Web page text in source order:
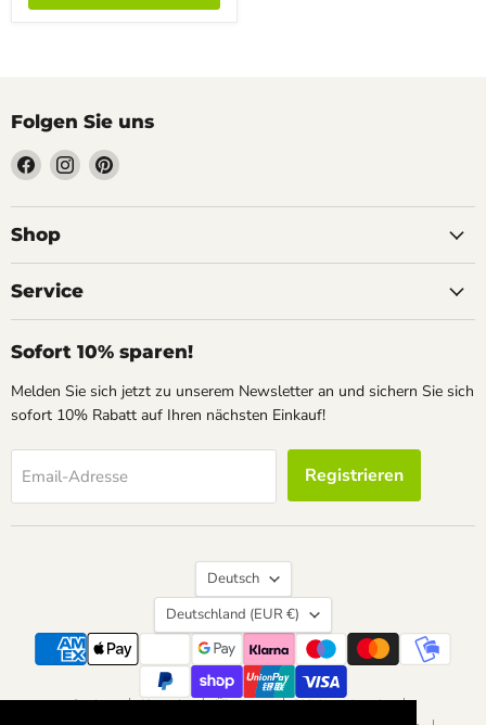
Folgen Sie uns
Finden
Sie
uns
auf
Finden
Sie
uns
Finden
uns
Shop
Service
Sofort 10% sparen!
Melden Sie sich jetzt zu unserem Newsletter an und sichern Sie sich
sofort 10% Rabatt auf Ihren nächsten Einkauf!
Email-Adresse Registrieren
Sprache
Deutsch
Land
Deutschland (EUR €)
Suchen Kontakt Über uns
Widerrufsrecht